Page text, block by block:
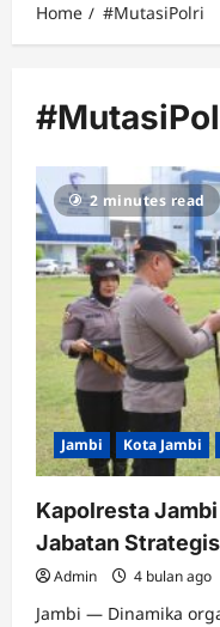
Home #MutasiPolri
2 minutes read
Jambi Kota Jambi
Kapolresta
Jabatan
Admin 4 bulan ago
Jambi — Dinamika